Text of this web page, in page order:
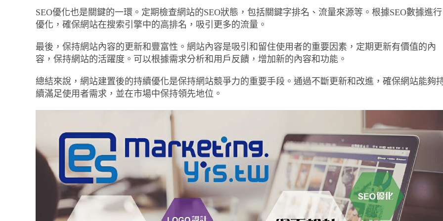
SEO優化也是關鍵的一環。定期檢查網站的SEO狀態，包括關鍵字排名、流量來源等。根據SEO數據進行
優化，確保網站在搜索引擎中的高排名，吸引更多的流量。
最後，保持網站內容的更新和豐富性。網站內容是吸引和留住使用者的重要因素，定期更新有價值的內
容，保持網站的活躍度。可以根據需求分析和用戶反饋，增加新的內容和功能。
總結來說，網站建置後的持續優化是保持網站競爭力的重要手段。通過不斷更新和改進，確保網站能夠
續滿足使用者需求，並在市場中保持領先地位。